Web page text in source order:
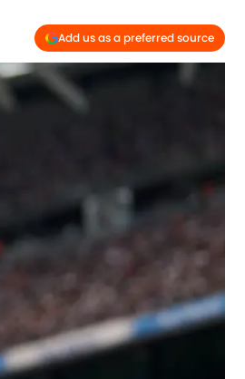
Add us as a preferred source